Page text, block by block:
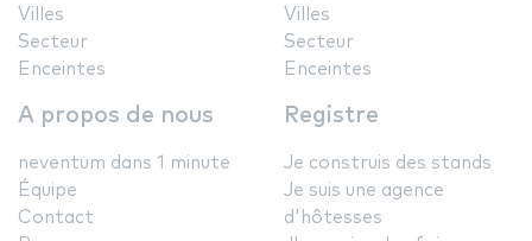
Villes
Secteur
Enceintes
Villes
Secteur
Enceintes
A propos de nous
neventum dans 1 minute
Équipe
Contact
Registre
Je construis des stands
Je suis une agence
d'hôtesses